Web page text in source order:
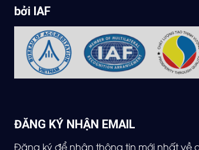
bởi IAF
ĐĂNG KÝ NHẬN EMAIL
Đăng ký để nhận thông tin mới nhất về